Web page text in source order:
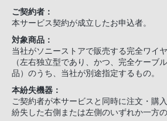
ご契約者：
本サービス契約が成立したお申込者。
対象商品：
当社がソニーストアで販売する完全ワイ
（左右独立型であり、かつ、完全ケーブ
品）のうち、当社が別途指定するもの。
本紛失機器：
ご契約者が本サービスと同時に注文・購
紛失した右側または左側のいずれか一方の